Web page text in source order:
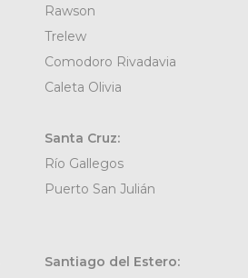
Rawson
Trelew
Comodoro Rivadavia
Caleta Olivia
Santa Cruz:
Río Gallegos
Puerto San Julián
Santiago del Estero: